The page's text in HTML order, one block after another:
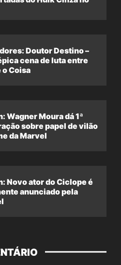
Doutor Destino –
cena de luta entre
o Coisa
Wagner Moura dá 1ª
sobre papel de vilão
da Marvel
Novo ator do Ciclope é
anunciado pela